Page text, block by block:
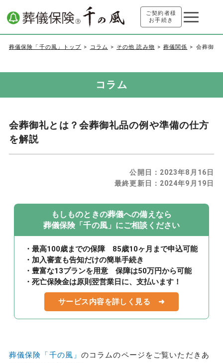
ご契約者様
お手続き
葬儀保険「千の風」トップ コラム その他 読み物 葬儀関係 会葬御礼
コラム
会葬御礼とは？会葬御礼品の例や準備の仕方
を解説
公開日： 2023年8月16日
最終更新日： 2024年9月19日
もしものときの葬儀への備えなら
葬儀保険「千の風」にご相談ください
・最高100歳までの保障 85歳10ヶ月まで申込可能
・加入審査も告知だけの簡単手続き
・豊富な13プランを用意 保障は50万円から可能
・死亡保険金は原則翌営業日に、支払います！
サービス内容を詳しく見る ➜
葬儀保険「千の風」のコラムのページをご覧いただきあ